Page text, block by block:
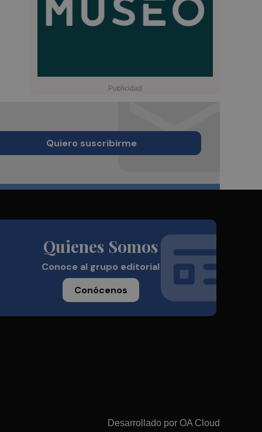
Quiero suscribirme
Quienes Somos
Conoce al grupo editorial
Conócenos
Desarrollado por OA Cloud